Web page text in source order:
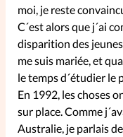
SpirituElles
Aujourd’hui!
Faire un don
moi, je reste
C´est alors que j´ai
disparition des
me suis mariée, et
le temps d´étudier le
En 1992, les choses
sur place. Comme
Australie, je parlais